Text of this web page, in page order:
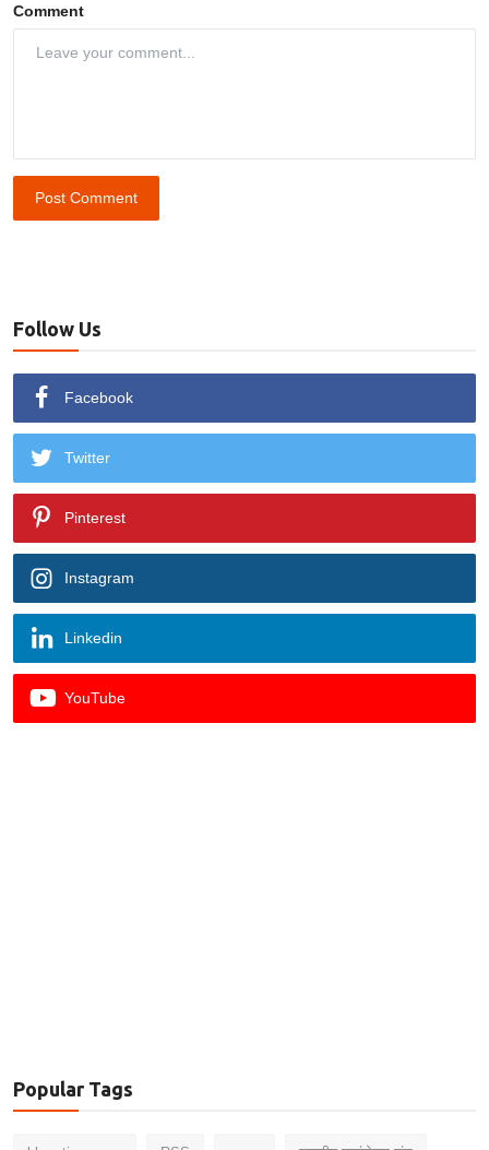
Comment
Post Comment
Follow Us
Facebook
Twitter
Pinterest
Instagram
Linkedin
YouTube
Popular Tags